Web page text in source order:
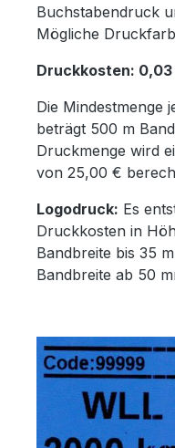
Buchstabendruck
Mögliche
Druckkosten:
Die Mindestmenge
beträgt 500 m
Druckmenge wird
von 25,00 €
Logodruck: Es
Druckkosten in
Bandbreite bis 35
Bandbreite ab 50